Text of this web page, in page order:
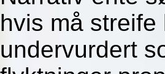
hvis må
undervurdert